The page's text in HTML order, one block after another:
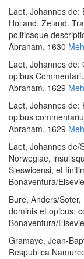
Laet, Johannes de:
Holland. Zeland.
politicaque
Abraham, 1630
Laet, Johannes de:
opibus
Abraham, 1629
Laet, Johannes de:
opibus
Abraham, 1629
Laet, Johannes de/
Norwegiae,
Sleswicensi, et
Bonaventura/
Bure, Anders/Soter,
dominis et opibus:
Bonaventura/
Gramaye, Jean-
Respublica